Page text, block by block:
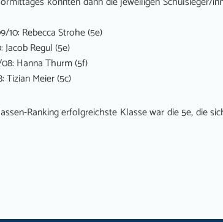
10: Rebecca Strohe (5e)
Jacob Regul (5e)
Hanna Thurm (5f)
Tizian Meier (5c)
Ranking erfolgreichste Klasse war die 5e, die